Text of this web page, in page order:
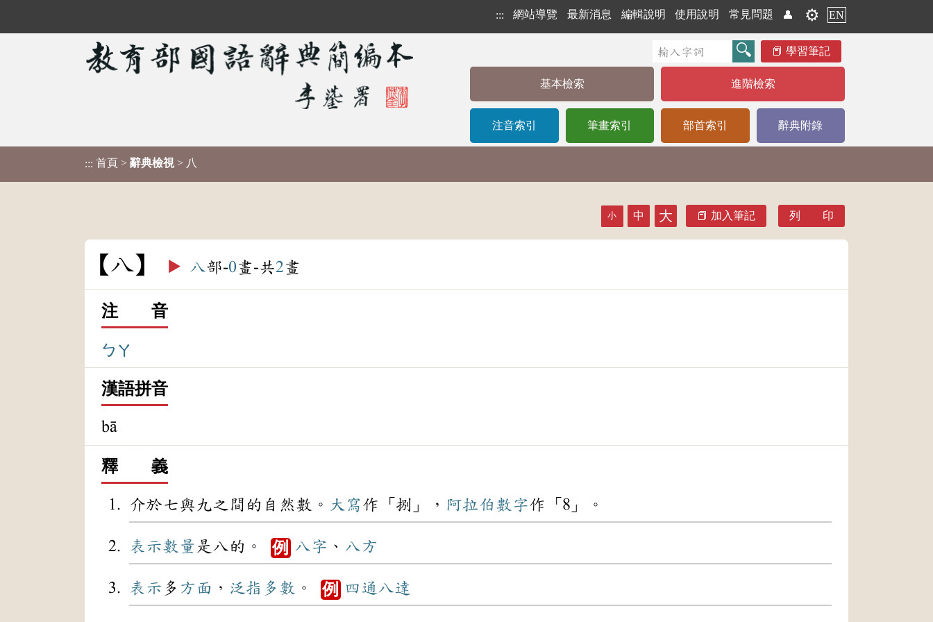
::: 網站導覽 最新消息 編輯說明 使用說明 常見問題 👤 ⚙️ EN
學習筆記
基本檢索 進階檢索
注音索引 筆畫索引 部首索引 辭典附錄
::: 首頁 > 辭典檢視 > 八
小 中 大 加入筆記 列 印
八 ▶️ 八部-0畫-共2畫
注 音
ㄅㄚ
漢語拼音
bā
釋 義
介於七與九之間的自然數。 大寫作「捌」， 阿拉伯數字作「8」。
表示數量 是八的。 例 八字 、 八方
表示 多 方面 ， 泛指 多數 。 例 四通八達